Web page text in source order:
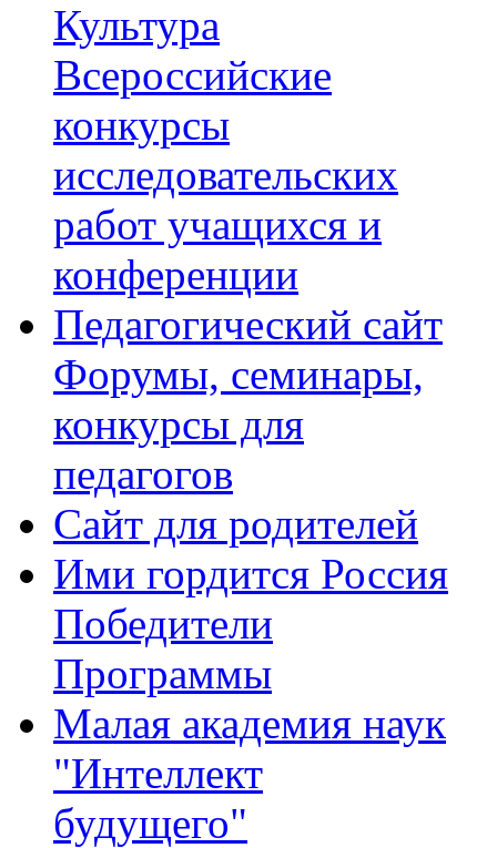
Культура
Всероссийские
конкурсы
исследовательских
работ учащихся и
конференции
Педагогический сайт
Форумы, семинары,
конкурсы для
педагогов
Сайт для родителей
Ими гордится Россия
Победители
Программы
Малая академия наук
"Интеллект
будущего"